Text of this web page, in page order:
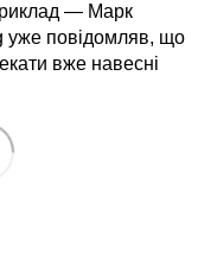
— Марк
уже повідомляв, що
вже навесні